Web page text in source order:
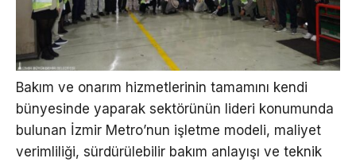
Bakım ve onarım hizmetlerinin tamamını kendi
bünyesinde yaparak sektörünün lideri konumunda
bulunan İzmir Metro’nun işletme modeli, maliyet
verimliliği, sürdürülebilir bakım anlayışı ve teknik